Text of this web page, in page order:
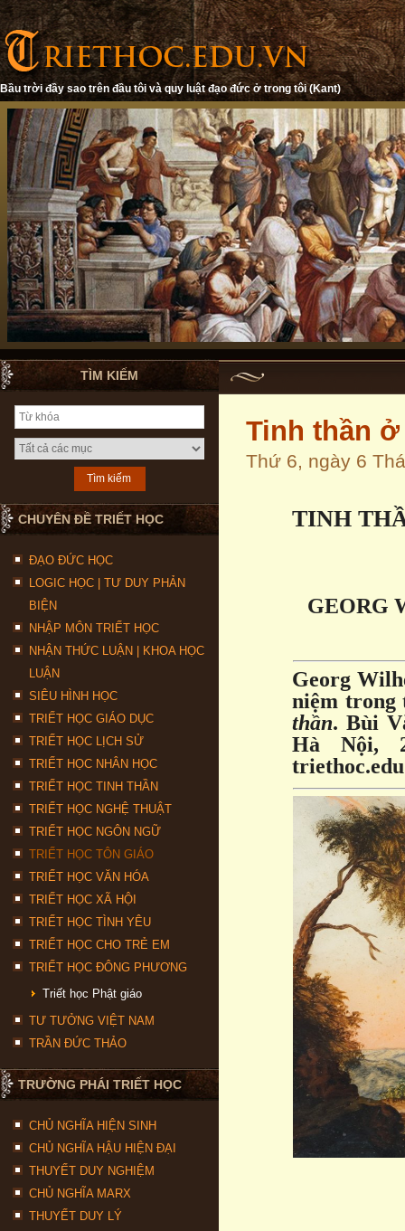
Bầu trời đầy sao trên đầu tôi và quy luật đạo đức ở trong tôi (Kant)
TÌM KIẾM
CHUYÊN ĐỀ TRIẾT HỌC
ĐẠO ĐỨC HỌC
LOGIC HỌC | TƯ DUY PHẢN
BIỆN
NHẬP MÔN TRIẾT HỌC
NHẬN THỨC LUẬN | KHOA HỌC
LUẬN
SIÊU HÌNH HỌC
TRIẾT HỌC GIÁO DỤC
TRIẾT HỌC LỊCH SỬ
TRIẾT HỌC NHÂN HỌC
TRIẾT HỌC TINH THẦN
TRIẾT HỌC NGHỆ THUẬT
TRIẾT HỌC NGÔN NGỮ
TRIẾT HỌC TÔN GIÁO
TRIẾT HỌC VĂN HÓA
TRIẾT HỌC XÃ HỘI
TRIẾT HỌC TÌNH YÊU
TRIẾT HỌC CHO TRẺ EM
TRIẾT HỌC ĐÔNG PHƯƠNG
Triết học Phật giáo
TƯ TƯỞNG VIỆT NAM
TRẦN ĐỨC THẢO
TRƯỜNG PHÁI TRIẾT HỌC
CHỦ NGHĨA HIỆN SINH
CHỦ NGHĨA HẬU HIỆN ĐẠI
THUYẾT DUY NGHIỆM
CHỦ NGHĨA MARX
THUYẾT DUY LÝ
Tinh thần
Thứ 6, ngày 6
TINH
GEORG
Georg
niệm trong
thần. Bùi
Hà Nội,